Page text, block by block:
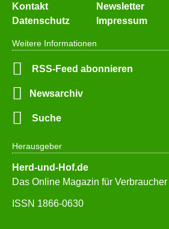
Herausgeber
Herd-und-Hof.de
Das Online Magazin für Verbraucher
ISSN 1866-0630
Weitere Informationen
RSS-Feed abonnieren
Newsarchiv
Suche
Navigation
überspringen
Kontakt
Newsletter
Datenschutz
Impressum